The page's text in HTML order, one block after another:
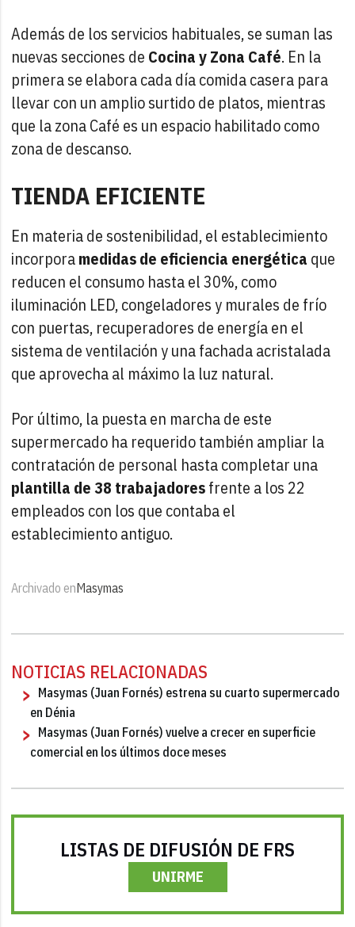
Además de los servicios habituales, se suman las
nuevas secciones de Cocina y Zona Café. En la
primera se elabora cada día comida casera para
llevar con un amplio surtido de platos, mientras
que la zona Café es un espacio habilitado como
zona de descanso.
TIENDA EFICIENTE
En materia de sostenibilidad, el establecimiento
incorporamedidas de eficiencia energética que
reducen el consumo hasta el 30%, como
iluminación LED, congeladores y murales de frío
con puertas, recuperadores de energía en el
sistema de ventilación y una fachada acristalada
que aprovecha al máximo la luz natural.
Por último, la puesta en marcha de este
supermercado ha requerido también ampliar la
contratación de personal hasta completar una
plantilla de 38 trabajadoresfrente a los 22
empleados con los que contaba el
establecimiento antiguo.
Archivado enMasymas
NOTICIAS RELACIONADAS
Masymas (Juan Fornés) estrena su cuarto supermercado
en Dénia
Masymas (Juan Fornés) vuelve a crecer en superficie
comercial en los últimos doce meses
LISTAS DE DIFUSIÓN DE FRS
UNIRME